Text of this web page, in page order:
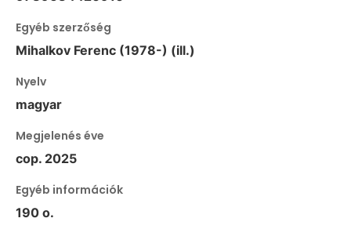
Egyéb szerzőség
Mihalkov Ferenc (1978-) (ill.)
Nyelv
magyar
Megjelenés éve
cop. 2025
Egyéb információk
190 o.